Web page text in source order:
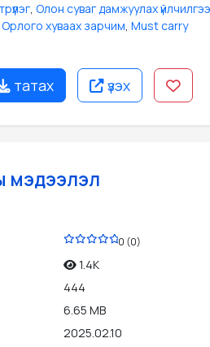
, Олон суваг дамжуулах үйлчилгээ
Орлого хуваах зарчим, Must carry
татах үзэх
мэдээлэл
0 (0)
1.4K
444
6.65 MB
2025.02.10